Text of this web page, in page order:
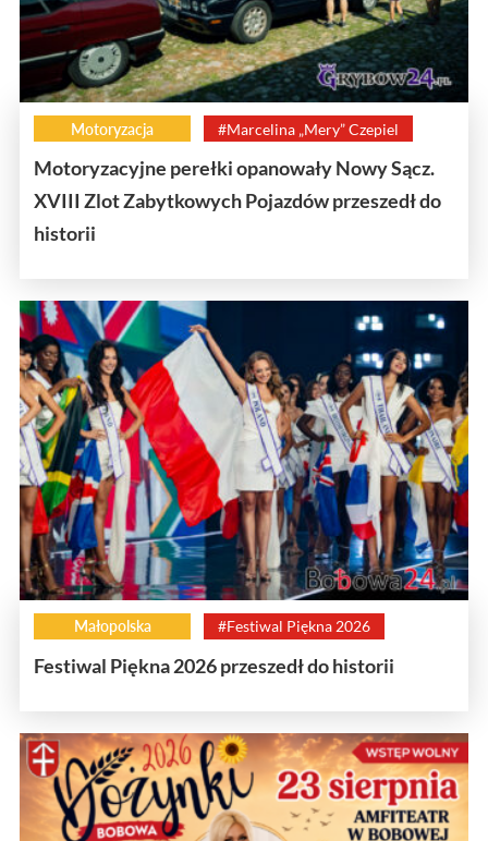
Motoryzacja #Marcelina „Mery” Czepiel
Motoryzacyjne perełki opanowały Nowy Sącz.
XVIII Zlot Zabytkowych Pojazdów przeszedł do
historii
Małopolska #Festiwal Piękna 2026
Festiwal Piękna 2026 przeszedł do historii